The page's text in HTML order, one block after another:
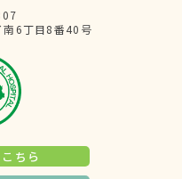
南6丁目8番40号
ちら